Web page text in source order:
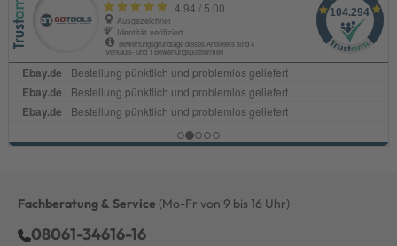
Fachberatung & Service (Mo-Fr von 9 bis 16 Uhr)
08061-34616-16